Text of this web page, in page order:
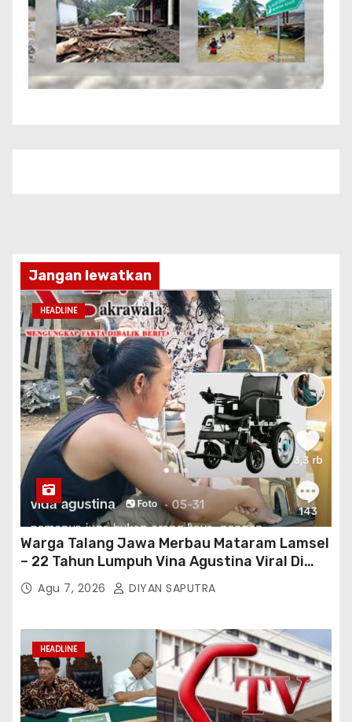
Jangan lewatkan
HEADLINE
Warga Talang Jawa Merbau Mataram Lamsel
– 22 Tahun Lumpuh Vina Agustina Viral Di
Tiktok Inginkan Kursi Roda Listrik, Kepala
Perwakilan Provinsi Lampung Media
Bertindak
Agu 7, 2026 DIYAN SAPUTRA
HEADLINE